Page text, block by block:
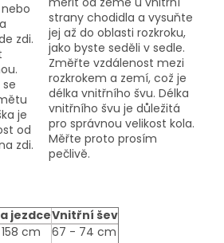
zdi.
je
od
zdi.
strany chodidla a vysuňte
jej až do oblasti rozkroku,
jako byste seděli v sedle.
Změřte vzdálenost mezi
rozkrokem a zemí, což je
délka vnitřního švu. Délka
vnitřního švu je důležitá
pro správnou velikost kola.
Měřte proto prosím
pečlivě.
jezdceVnitřní šev
cm
67 - 74 cm